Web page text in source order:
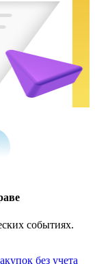
событиях.
без учета